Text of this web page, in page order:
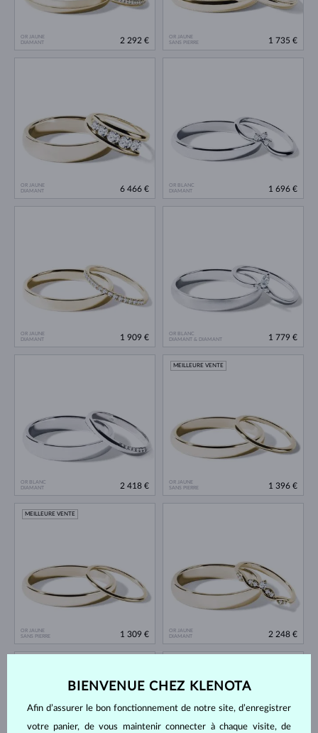
OR JAUNE
DIAMANT
2 292 €
OR JAUNE
SANS PIERRE
1 735 €
OR JAUNE
DIAMANT
6 466 €
OR BLANC
DIAMANT
1 696 €
OR JAUNE
DIAMANT
1 909 €
OR BLANC
DIAMANT & DIAMANT
1 779 €
OR BLANC
DIAMANT
2 418 €
OR JAUNE
SANS PIERRE
MEILLEURE VENTE
1 396 €
OR JAUNE
SANS PIERRE
MEILLEURE VENTE
1 309 €
OR JAUNE
DIAMANT
2 248 €
BIENVENUE CHEZ KLENOTA
Afin d’assurer le bon fonctionnement de notre site, d’enregistrer
votre panier, de vous maintenir connecter à chaque visite, de